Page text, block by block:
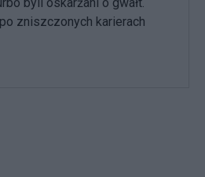
zniszczonych karierach